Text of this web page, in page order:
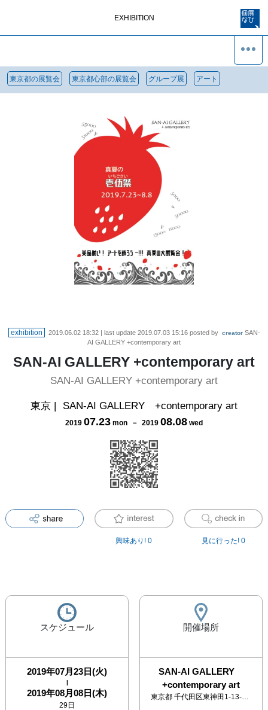
EXHIBITION
東京都の展覧会 東京都心部の展覧会 グループ展 アート
exhibition 2019.06.02 18:32| last update 2019.07.03 15:16posted by creator SAN-
AI GALLERY +contemporary art
SAN-AI GALLERY +contemporary art
SAN-AI GALLERY +contemporary art
東京 | SAN-AI GALLERY +contemporary art
2019 07.23 mon － 2019 08.08 wed
興味あり! 0 見に行った! 0
スケジュール
2019年07月23日(火)
|
2019年08月08日(木)
29日
開催場所
SAN-AI GALLERY
+contemporary art
東京都 千代田区東神田1-13-17 森ビル1F